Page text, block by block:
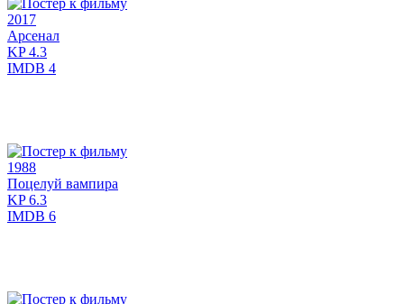
2017
Арсенал
KP4.3
IMDB 4
1988
Поцелуй вампира
KP6.3
IMDB 6